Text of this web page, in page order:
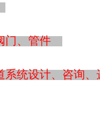
门、管件
统设计、咨询